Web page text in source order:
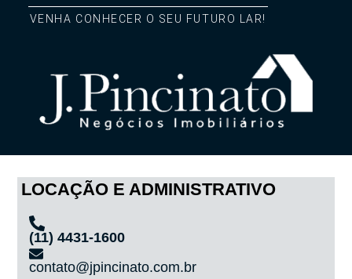
VENHA CONHECER O SEU FUTURO LAR!
LOCAÇÃO E ADMINISTRATIVO
(11) 4431-1600
contato@jpincinato.com.br